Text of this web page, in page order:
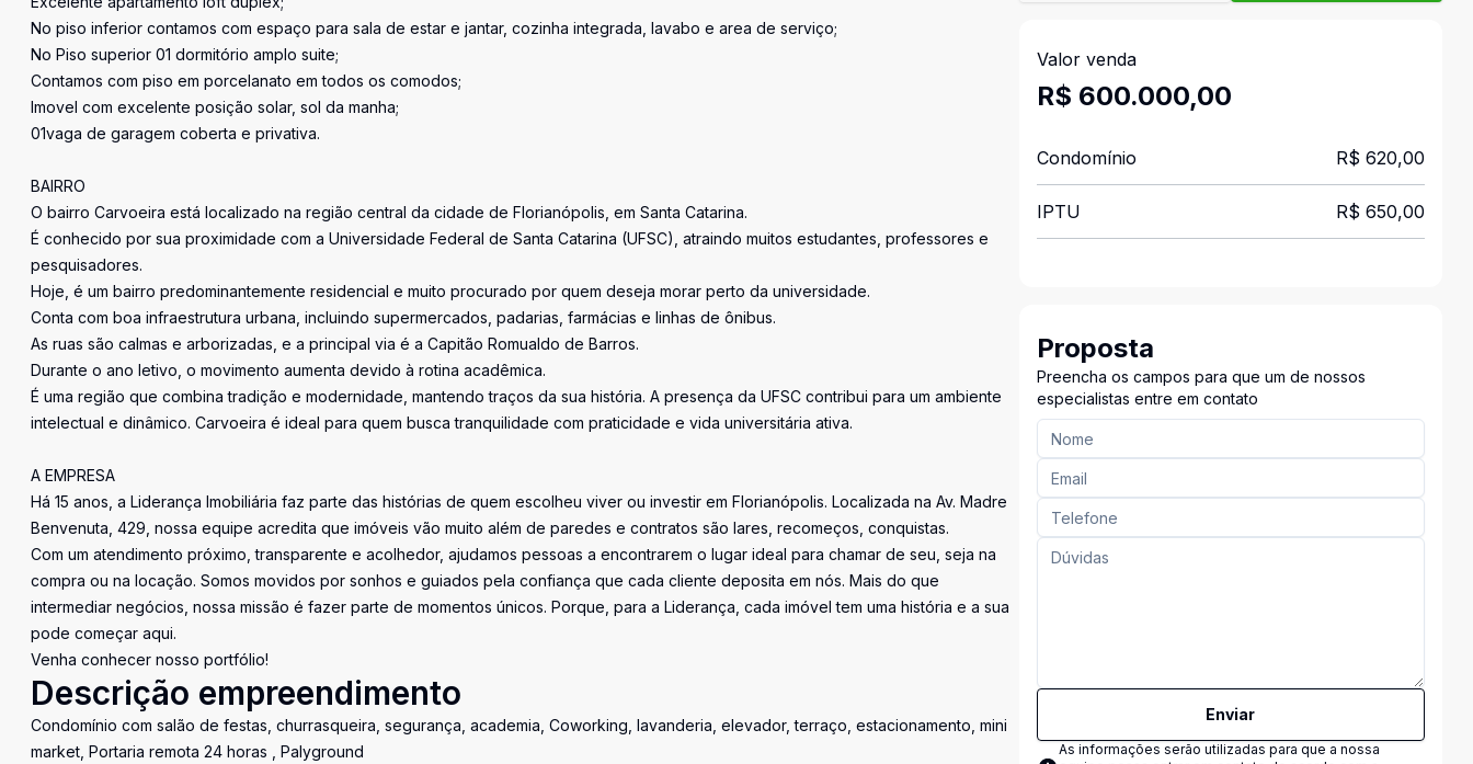
No piso inferior contamos com espaço para sala de estar e jantar, cozinha integrada, lavabo e area de serviço;
No Piso superior 01 dormitório amplo suite;
Contamos com piso em porcelanato em todos os comodos;
Imovel com excelente posição solar, sol da manha;
01vaga de garagem coberta e privativa.
BAIRRO
O bairro Carvoeira está localizado na região central da cidade de Florianópolis, em Santa Catarina.
É conhecido por sua proximidade com a Universidade Federal de Santa Catarina (UFSC), atraindo muitos estudantes, professores e
pesquisadores.
Hoje, é um bairro predominantemente residencial e muito procurado por quem deseja morar perto da universidade.
Conta com boa infraestrutura urbana, incluindo supermercados, padarias, farmácias e linhas de ônibus.
As ruas são calmas e arborizadas, e a principal via é a Capitão Romualdo de Barros.
Durante o ano letivo, o movimento aumenta devido à rotina acadêmica.
É uma região que combina tradição e modernidade, mantendo traços da sua história. A presença da UFSC contribui para um ambiente
intelectual e dinâmico. Carvoeira é ideal para quem busca tranquilidade com praticidade e vida universitária ativa.
A EMPRESA
Há 15 anos, a Liderança Imobiliária faz parte das histórias de quem escolheu viver ou investir em Florianópolis. Localizada na Av. Madre
Benvenuta, 429, nossa equipe acredita que imóveis vão muito além de paredes e contratos são lares, recomeços, conquistas.
Com um atendimento próximo, transparente e acolhedor, ajudamos pessoas a encontrarem o lugar ideal para chamar de seu, seja na
compra ou na locação. Somos movidos por sonhos e guiados pela confiança que cada cliente deposita em nós. Mais do que
intermediar negócios, nossa missão é fazer parte de momentos únicos. Porque, para a Liderança, cada imóvel tem uma história e a sua
pode começar aqui.
Venha conhecer nosso portfólio!
Descrição empreendimento
Condomínio com salão de festas, churrasqueira, segurança, academia, Coworking, lavanderia, elevador, terraço, estacionamento, mini
market, Portaria remota 24 horas , Palyground
Valor venda
R$ 600.000,00
Condomínio R$ 620,00
IPTU R$ 650,00
Proposta
Preencha os campos para que um de nossos
especialistas entre em contato
Enviar
As informações serão utilizadas para que a nossa